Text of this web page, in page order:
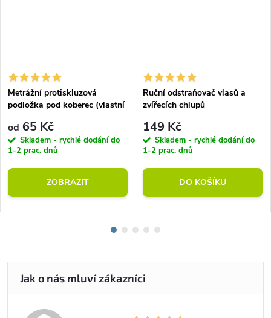
Metrážní protiskluzová
podložka pod koberec (vlastní
od 65 Kč
Skladem - rychlé dodání do
1-2 prac. dnů
ZOBRAZIT
Ruční odstraňovač vlasů a
zvířecích chlupů
149 Kč
Skladem - rychlé dodání do
1-2 prac. dnů
DO KOŠÍKU